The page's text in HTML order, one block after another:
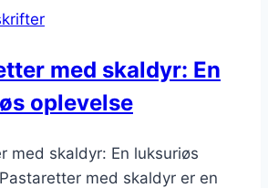
med skaldyr: En
oplevelse
med skaldyr: En luksuriøs
med skaldyr er en